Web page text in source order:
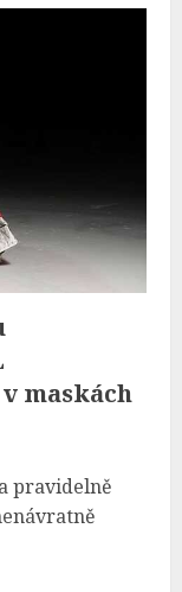
maskách
pravidelně